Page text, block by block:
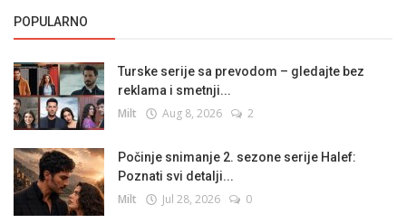
POPULARNO
Turske serije sa prevodom – gledajte bez
reklama i smetnji...
Milt Aug 8, 2026 2
Počinje snimanje 2. sezone serije Halef:
Poznati svi detalji...
Milt Jul 28, 2026 0